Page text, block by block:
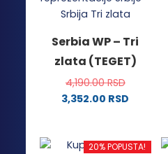
Serbia WP – Tri
zlata (TEGET)
4,190.00RSD
3,352.00 RSD
ima
20% POPUSTA!